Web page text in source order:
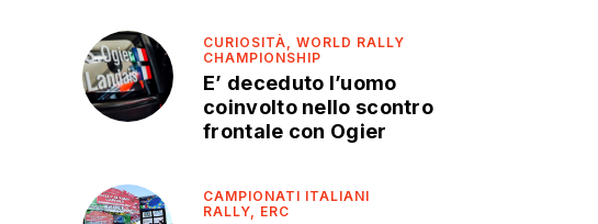
CURIOSITÀ,WORLD RALLY
CHAMPIONSHIP
E’ deceduto l’uomo
coinvolto nello scontro
frontale con Ogier
CAMPIONATI ITALIANI
RALLY, ERC